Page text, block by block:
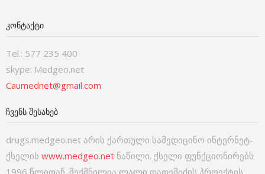
ᲙᲝᲜᲢᲐᲥᲢᲘ
Tel.: 577 235 400
skype: Medgeo.net
Caumednet@gmail.com
ᲩᲕᲔᲜᲡ ᲨᲔᲡᲐᲮᲔᲑ
drugs.medgeo.net არის ქართული სამედიცინო ინტერნეტ-
ქსელის www.medgeo.net ნაწილი. ქსელი ფუნქციონირებს
1996 წლიდან. შექმნილია ლალი დათეშიძის პროექტის